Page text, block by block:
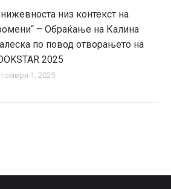
низ контекст на
– Обраќање на Калина
по повод отворањето на
2025
1, 2025